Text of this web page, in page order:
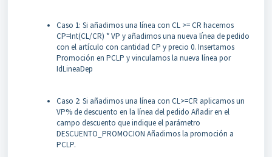
Caso 1: Si añadimos una línea con CL >= CR hacemos
CP=Int(CL/CR) * VP y añadimos una nueva línea de pedido
con el artículo con cantidad CP y precio 0. Insertamos
Promoción en PCLP y vinculamos la nueva línea por
IdLineaDep
Caso 2: Si añadimos una línea con CL>=CR aplicamos un
VP% de descuento en la línea del pedido Añadir en el
campo descuento que indique el parámetro
DESCUENTO_PROMOCION Añadimos la promoción a
PCLP.